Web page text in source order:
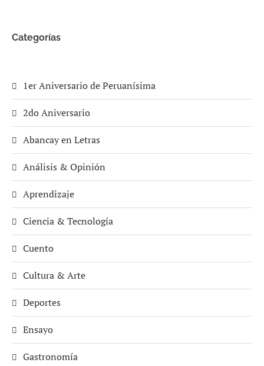
Categorías
1er Aniversario de Peruanísima
2do Aniversario
Abancay en Letras
Análisis & Opinión
Aprendizaje
Ciencia & Tecnología
Cuento
Cultura & Arte
Deportes
Ensayo
Gastronomía